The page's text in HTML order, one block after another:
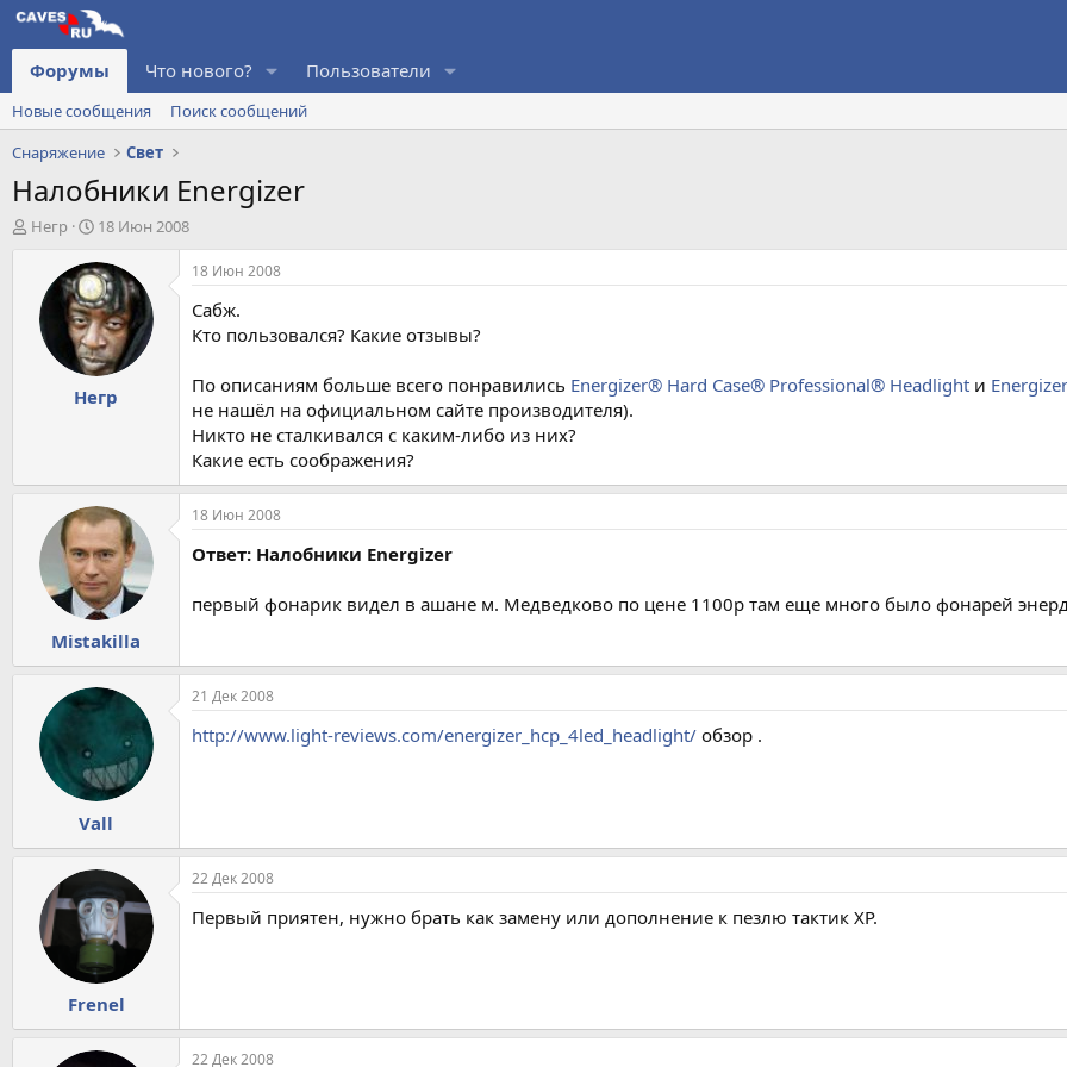
Форумы Что нового? Пользователи
Новые сообщения
Поиск сообщений
Снаряжение
Свет
Налобники Energizer
А
Негр
Д
т
а
н
а
ч
а
л
18 Июн 2008
Негр
18 Июн 2008
Сабж.
Кто пользовался? Какие отзывы?
По описаниям больше всего понравились Energizer® Hard Case® Professional® Headlight и
не нашёл на официальном сайте производителя).
Никто не сталкивался с каким-либо из них?
Какие есть соображения?
Mistakilla
18 Июн 2008
Ответ: Налобники Energizer
первый фонарик видел в ашане м. Медведково по цене 1100р там еще много было фонарей
Vall
21 Дек 2008
http://www.light-reviews.com/energizer_hcp_4led_headlight/ обзор .
Frenel
22 Дек 2008
Первый приятен, нужно брать как замену или дополнение к пезлю тактик XP.
22 Дек 2008